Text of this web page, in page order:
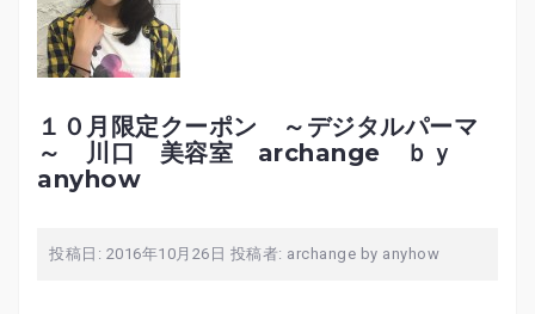
１０月限定クーポン ～デジタルパーマ
～ 川口 美容室 archange ｂｙ
anyhow
投稿日: 2016年10月26日 投稿者: archange by anyhow